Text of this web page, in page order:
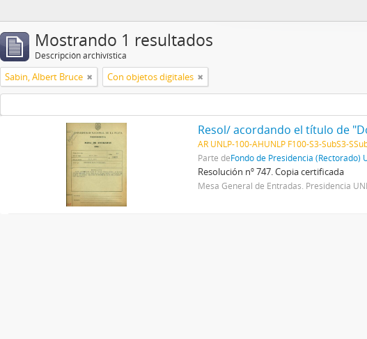
Mostrando 1 resultados
Descripción archivística
Sabin, Albert Bruce Con objetos digitales
AR UNLP-100-AHUNLP F100-S3-SubS3-
Parte deFondo de Presidencia (Rectorado)
Resolución nº 747. Copia certificada
Mesa General de Entradas. Presidencia